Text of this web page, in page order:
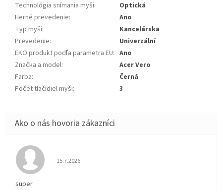
Technológia snímania myši:
Optická
Herné prevedenie:
Ano
Typ myši:
Kancelárska
Prevedenie:
Univerzální
EKO produkt podľa parametra EU: Ano
Značka a model:
Acer Vero
Farba:
Černá
Počet tlačidiel myši: 3
Hodnotenie obchodu je 5 z 5 hviezdičiek.
15.7.2026
super